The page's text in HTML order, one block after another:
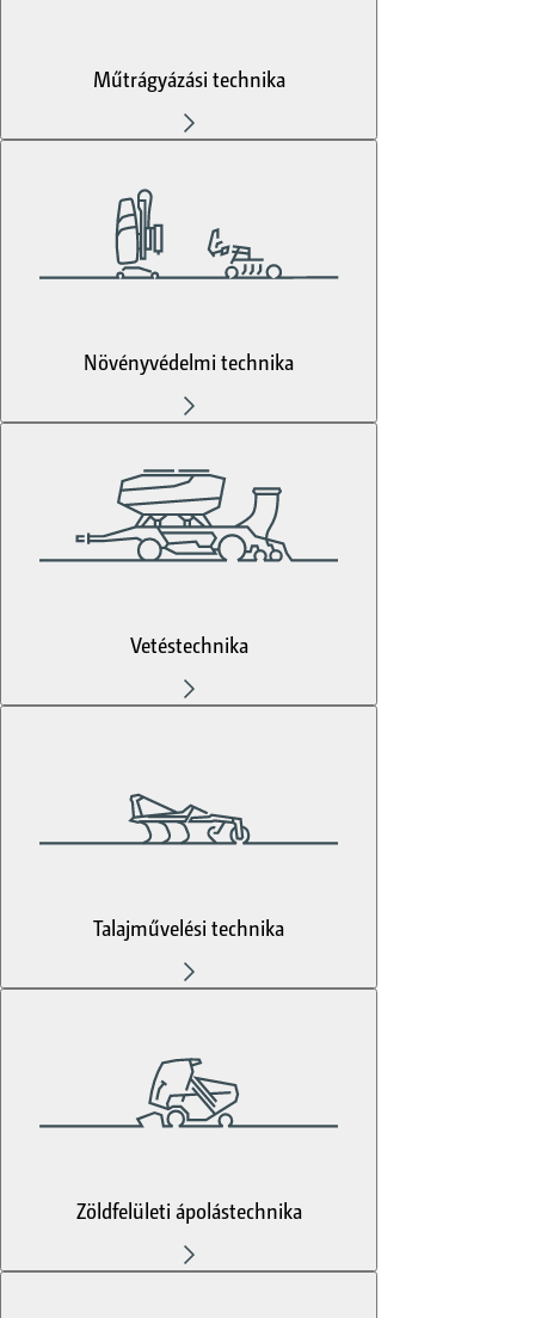
Műtrágyázási technika
Növényvédelmi technika
Vetéstechnika
Talajművelési technika
Zöldfelületi ápolástechnika